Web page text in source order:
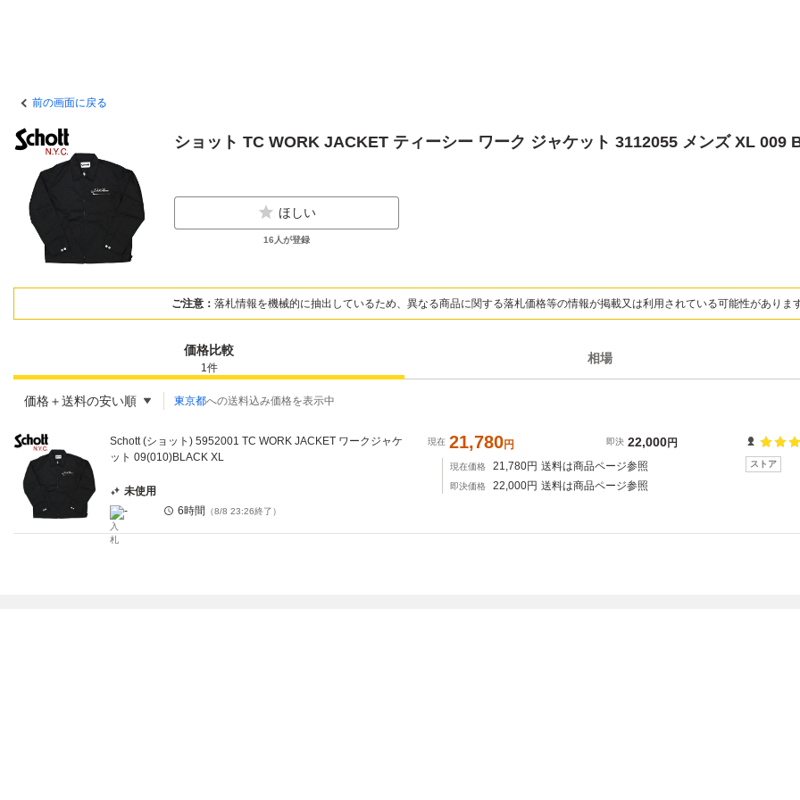
前の画面に戻る
ショット TC WORK JACKET ティーシー ワーク ジャケット 3112055 メンズ XL 009
ほしい
16 人が登録
ご注意： 落札情報を機械的に抽出しているため、異なる商品に関する落札価格等の情報が掲載又は利用されている可能性がありま
価格比較
1 件
相場
価格＋送料の安い順 東京都への送料込み価格を表示中
Schott (ショット) 5952001 TC WORK JACKET ワークジャケ
ット 09(010)BLACK XL
現在 21,780円 即決 22,000円
現在価格 21,780円 送料は商品ページ参照
即決価格 22,000円 送料は商品ページ参照
未使用
-
6時間 （8/8 23:26終了）
ストア